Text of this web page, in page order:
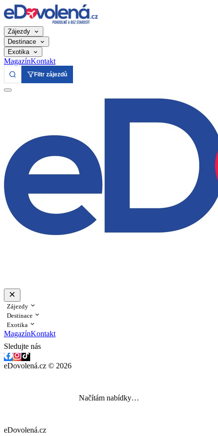
Zájezdy
Destinace
Exotika
MagazínKontakt
Filtr zájezdů
Zájezdy
Destinace
Exotika
MagazínKontakt
Sledujte nás
eDovolená.cz © 2026
Načítám nabídky…
eDovolená.cz